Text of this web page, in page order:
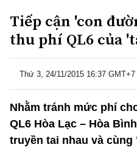
Tiếp cận 'con
thu phí QL6 của
Thứ 3, 24/11/2015 16:37 GMT+7
Nhằm tránh mức phí
QL6 Hòa Lạc – Hòa
truyền tai nhau và